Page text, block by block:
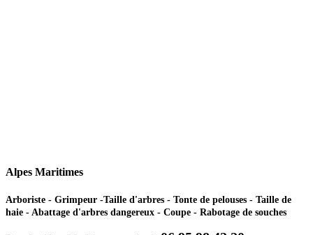
Alpes Maritimes
Arboriste - Grimpeur -Taille d'arbres - Tonte de pelouses - Taille de
haie - Abattage d'arbres dangereux - Coupe - Rabotage de souches